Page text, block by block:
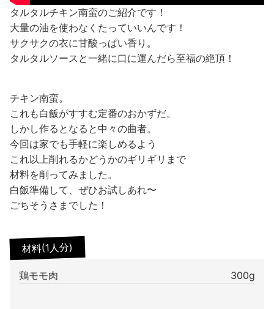
タルタルチキン南蛮のご紹介です！
大量の油を使わなくたっていいんです！
サクサクの衣に甘酸っぱい香り。
タルタルソースと一緒に口に運んだら至福の絶頂！
チキン南蛮。
これも白飯がすすむ定番のおかずだ。
しかし作るとなると中々の曲者。
今回は家でも手軽に楽しめるよう
これ以上削れるかどうかのギリギリまで
材料を削ってみました。
白飯準備して、ぜひお試しあれ〜
ごちそうさまでした！
材料(1人分)
鶏モモ肉 300g